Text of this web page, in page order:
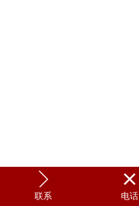

联系

电话